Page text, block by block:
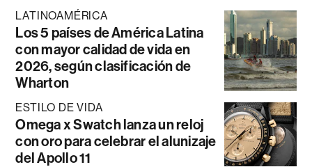
LATINOAMÉRICA
Los 5 países de América Latina
con mayor calidad de vida en
2026, según clasificación de
Wharton
ESTILO DE VIDA
Omega x Swatch lanza un reloj
con oro para celebrar el alunizaje
del Apollo 11